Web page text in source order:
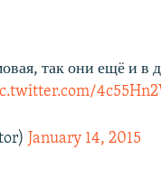
так они ещё и
January 14, 2015